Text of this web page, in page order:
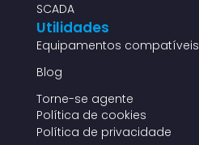
SCADA
Utilidades
Equipamentos compatíveis
Blog
Torne-se agente
Política de cookies
Política de privacidade